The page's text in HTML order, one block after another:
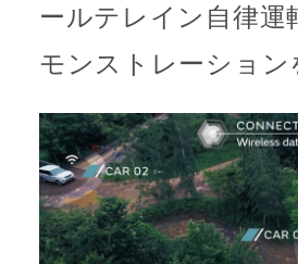
ールテレイン自律運
モンストレーション